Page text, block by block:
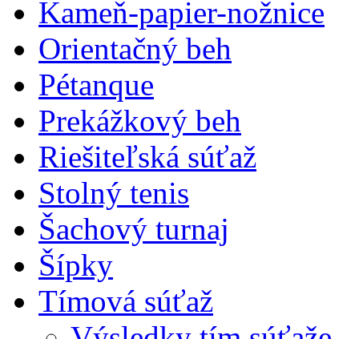
Kameň-papier-nožnice
Orientačný beh
Pétanque
Prekážkový beh
Riešiteľská súťaž
Stolný tenis
Šachový turnaj
Šípky
Tímová súťaž